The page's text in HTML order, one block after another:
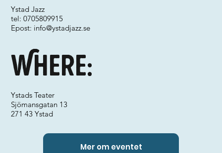
Where:
Ystad Jazz
tel: 0705809915
Epost: info@ystadjazz.se
Ystads Teater
Sjömansgatan 13
271 43 Ystad
Mer om eventet